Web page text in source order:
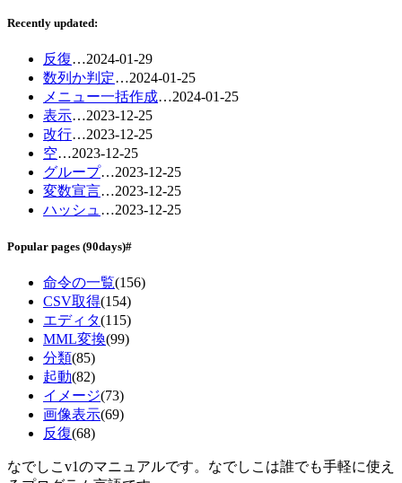
Recently updated:
反復…2024-01-29
数列か判定…2024-01-25
メニュー一括作成…2024-01-25
表示…2023-12-25
改行…2023-12-25
空…2023-12-25
グループ…2023-12-25
変数宣言…2023-12-25
ハッシュ …2023-12-25
Popular pages (90days)#
命令の一覧(156)
CSV取得(154)
エディタ(115)
MML変換(99)
分類(85)
起動(82)
イメージ(73)
画像表示(69)
反復(68)
なでしこv1のマニュアルです。なでしこは誰でも手軽に使え